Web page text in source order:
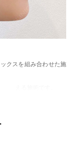
クスを組み合わせた施
整える施術です。
張り感などが生じるこ